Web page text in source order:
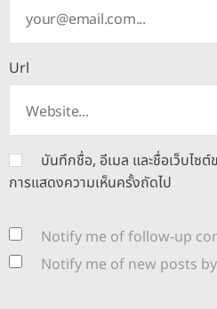
Url
บันทึกชื่อ, อีเมล และชื่อเว็บไซ
การแสดงความเห็นครั้งถัดไป
Notify me of follow-up
Notify me of new posts